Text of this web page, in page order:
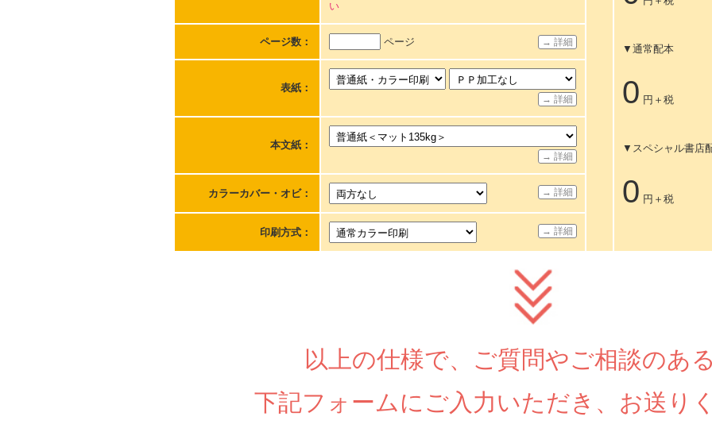
▼通常配本
0 円＋税
▼スペシャル書店
0 円＋税
い
ページ数： ページ → 詳細
表紙：
→ 詳細
本文紙：
→ 詳細
カラーカバー・オビ： → 詳細
印刷方式： → 詳細
以上の仕様で、ご質問やご相談のあ
下記フォームにご入力いただき、お送り